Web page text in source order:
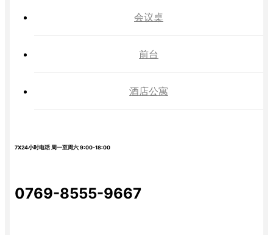
会议桌
前台
酒店公寓
7X24小时电话 周一至周六 9:00-18:00
0769-8555-9667